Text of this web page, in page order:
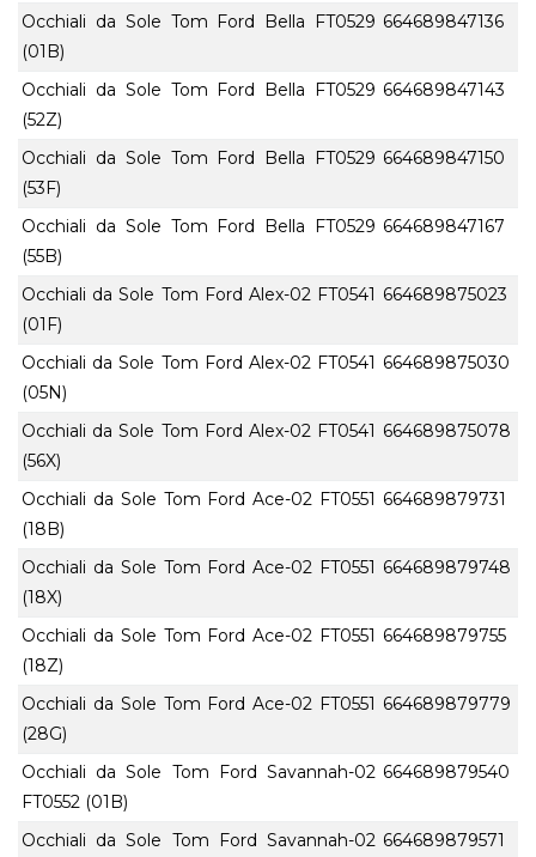
Occhiali da Sole Tom Ford Bella FT0529
(01B)
664689847136
Occhiali da Sole Tom Ford Bella FT0529
(52Z)
664689847143
Occhiali da Sole Tom Ford Bella FT0529
(53F)
664689847150
Occhiali da Sole Tom Ford Bella FT0529
(55B)
664689847167
Occhiali da Sole Tom Ford Alex-02 FT0541
(01F)
664689875023
Occhiali da Sole Tom Ford Alex-02 FT0541
(05N)
664689875030
Occhiali da Sole Tom Ford Alex-02 FT0541
(56X)
664689875078
Occhiali da Sole Tom Ford Ace-02 FT0551
(18B)
664689879731
Occhiali da Sole Tom Ford Ace-02 FT0551
(18X)
664689879748
Occhiali da Sole Tom Ford Ace-02 FT0551
(18Z)
664689879755
Occhiali da Sole Tom Ford Ace-02 FT0551
(28G)
664689879779
Occhiali da Sole Tom Ford Savannah-02
FT0552 (01B)
664689879540
Occhiali da Sole Tom Ford Savannah-02 664689879571